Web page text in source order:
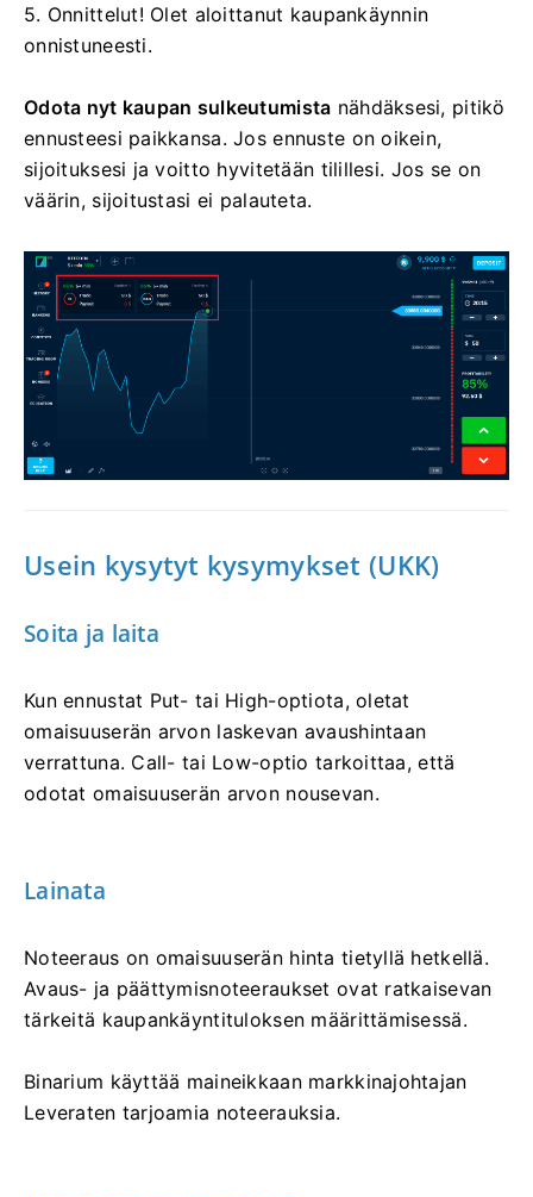
5. Onnittelut! Olet aloittanut kaupankäynnin
onnistuneesti.
Odota nyt kaupan sulkeutumista nähdäksesi, pitikö
ennusteesi paikkansa. Jos ennuste on oikein,
sijoituksesi ja voitto hyvitetään tilillesi. Jos se on
väärin, sijoitustasi ei palauteta.
Usein kysytyt kysymykset (UKK)
Soita ja laita
Kun ennustat Put- tai High-optiota, oletat
omaisuuserän arvon laskevan avaushintaan
verrattuna. Call- tai Low-optio tarkoittaa, että
odotat omaisuuserän arvon nousevan.
Lainata
Noteeraus on omaisuuserän hinta tietyllä hetkellä.
Avaus- ja päättymisnoteeraukset ovat ratkaisevan
tärkeitä kaupankäyntituloksen määrittämisessä.
Binarium käyttää maineikkaan markkinajohtajan
Leveraten tarjoamia noteerauksia.